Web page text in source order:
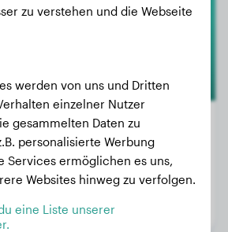
2 Jahre, 3 Monate
zu verstehen und die Webseite
werden von uns und Dritten
einzelner Nutzer
gesammelten Daten zu
personalisierte Werbung
Services ermöglichen es uns,
Websites hinweg zu verfolgen.
eine Liste unserer